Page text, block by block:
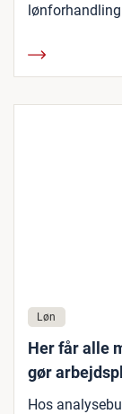
Løn
Her får alle
gør
Hos